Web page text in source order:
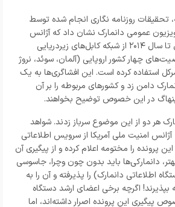
تحقیقات روزنامه نگاری انجام شده توسط
عمومی دانمارک نشان داد که آژانس
امنیت ملی آمریکا حداقل تا سال ۲۰۱۴ از شبکه کابل‌های زیردریایی
چهار کشور اروپایی (آلمان، سوئد، نروژ
استفاده کرده است. این افشاگری‌ها به یک
دامن زد و کشورهای مربوطه را بر آن
در این خصوص توضیح بخواهند.
هر دو از این موضوع سرباز زدند. شواهد
امنیت ملی آمریکا از سرویس اطلاعاتی
پرونده را مختومه اعلام کرده و از پیگیری آن
دانمارکی‌ها باید بدون چون وچرا، جاسوسی
اطلاعاتی دانمارک) را پذیرفته و آن را به
بپذیرند! اگرچه برخی اعضای ارشد دستگاه
پیگیری این پرونده اصرار داشته‌اند، اما